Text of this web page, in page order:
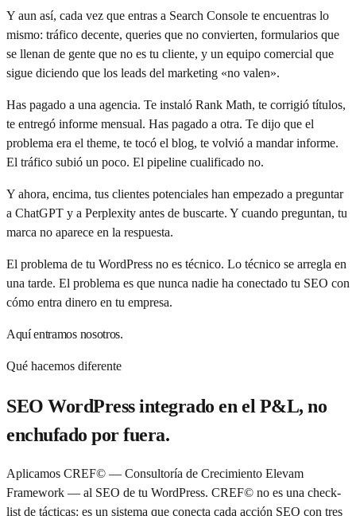
Y aun así, cada vez que entras a Search Console te encuentras lo
mismo: tráfico decente, queries que no convierten, formularios que
se llenan de gente que no es tu cliente, y un equipo comercial que
sigue diciendo que los leads del marketing «no valen».
Has pagado a una agencia. Te instaló Rank Math, te corrigió títulos,
te entregó informe mensual. Has pagado a otra. Te dijo que el
problema era el theme, te tocó el blog, te volvió a mandar informe.
El tráfico subió un poco. El pipeline cualificado no.
Y ahora, encima, tus clientes potenciales han empezado a preguntar
a ChatGPT y a Perplexity antes de buscarte. Y cuando preguntan, tu
marca no aparece en la respuesta.
El problema de tu WordPress no es técnico. Lo técnico se arregla en
una tarde. El problema es que nunca nadie ha conectado tu SEO con
cómo entra dinero en tu empresa.
Aquí entramos nosotros.
Qué hacemos diferente
SEO WordPress integrado en el P&L, no
enchufado por fuera.
Aplicamos CREF© — Consultoría de Crecimiento Elevam
Framework — al SEO de tu WordPress. CREF© no es una check-
list de tácticas: es un sistema que conecta cada acción SEO con tres